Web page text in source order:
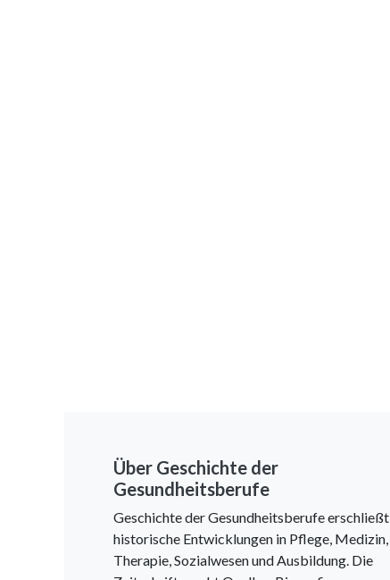
Über Geschichte der
Gesundheitsberufe
Geschichte der Gesundheitsberufe erschließt
historische Entwicklungen in Pflege, Medizin,
Therapie, Sozialwesen und Ausbildung. Die